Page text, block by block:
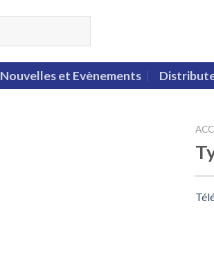
Nouvelles et Evènements